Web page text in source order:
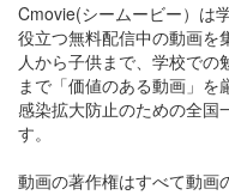
Cmovie(シームービー）は
役立つ無料配信中の動画を
人から子供まで、学校で
まで「価値のある動画」を
感染拡大防止のための全国
す。
動画の著作権はすべて動画